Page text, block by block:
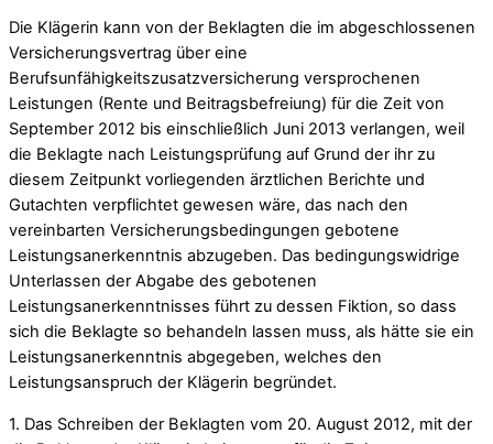
Die Klägerin kann von der Beklagten die im abgeschlossenen
Versicherungsvertrag über eine
Berufsunfähigkeitszusatzversicherung versprochenen
Leistungen (Rente und Beitragsbefreiung) für die Zeit von
September 2012 bis einschließlich Juni 2013 verlangen, weil
die Beklagte nach Leistungsprüfung auf Grund der ihr zu
diesem Zeitpunkt vorliegenden ärztlichen Berichte und
Gutachten verpflichtet gewesen wäre, das nach den
vereinbarten Versicherungsbedingungen gebotene
Leistungsanerkenntnis abzugeben. Das bedingungswidrige
Unterlassen der Abgabe des gebotenen
Leistungsanerkenntnisses führt zu dessen Fiktion, so dass
sich die Beklagte so behandeln lassen muss, als hätte sie ein
Leistungsanerkenntnis abgegeben, welches den
Leistungsanspruch der Klägerin begründet.
1. Das Schreiben der Beklagten vom 20. August 2012, mit der